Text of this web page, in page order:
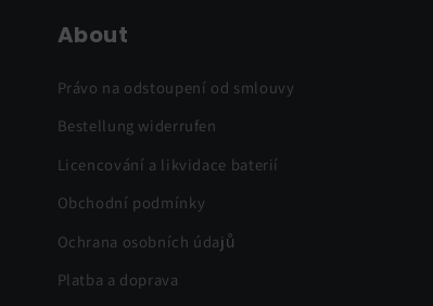
About
Právo na odstoupení od smlouvy
Bestellung widerrufen
Licencování a likvidace baterií
Obchodní podmínky
Ochrana osobních údajů
Platba a doprava